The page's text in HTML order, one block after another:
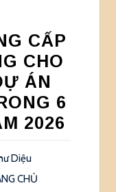
CẤP
CHO
ÁN
6
2026
Diệu
CHỦ